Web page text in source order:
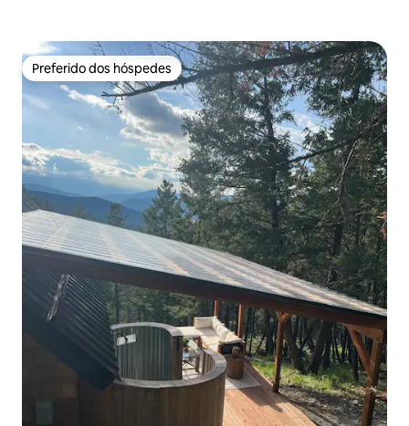
Preferido dos hóspedes
Preferido dos hóspedes